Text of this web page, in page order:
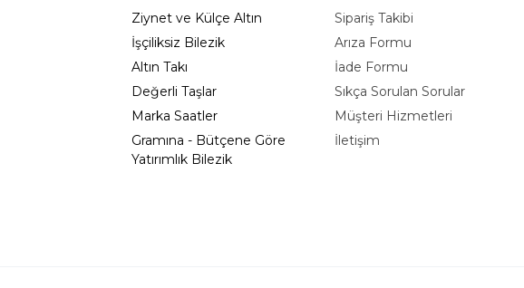
Ziynet ve Külçe Altın
İşçiliksiz Bilezik
Altın Takı
Değerli Taşlar
Marka Saatler
Gramına - Bütçene Göre
Yatırımlık Bilezik
Sipariş Takibi
Arıza Formu
İade Formu
Sıkça Sorulan Sorular
Müşteri Hizmetleri
İletişim